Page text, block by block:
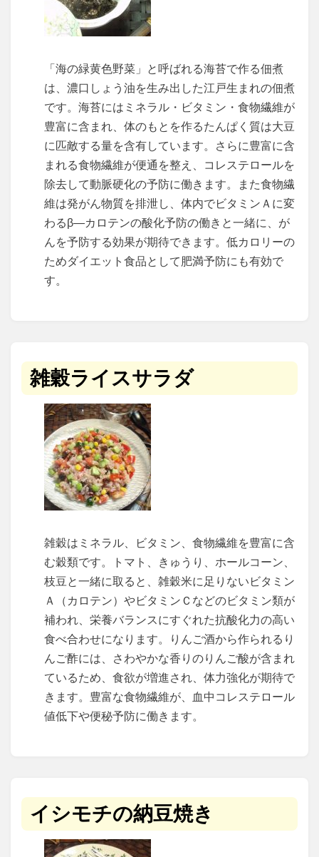
「海の緑黄色野菜」と呼ばれる海苔で作る佃煮
は、濃口しょう油を生み出した江戸生まれの佃煮
です。海苔にはミネラル・ビタミン・食物繊維が
豊富に含まれ、体のもとを作るたんぱく質は大豆
に匹敵する量を含有しています。さらに豊富に含
まれる食物繊維が便通を整え、コレステロールを
除去して動脈硬化の予防に働きます。また食物繊
維は発がん物質を排泄し、体内でビタミンＡに変
わるβ―カロテンの酸化予防の働きと一緒に、が
んを予防する効果が期待できます。低カロリーの
ためダイエット食品として肥満予防にも有効で
す。
雑穀ライスサラダ
雑穀はミネラル、ビタミン、食物繊維を豊富に含
む穀類です。トマト、きゅうり、ホールコーン、
枝豆と一緒に取ると、雑穀米に足りないビタミン
Ａ（カロテン）やビタミンＣなどのビタミン類が
補われ、栄養バランスにすぐれた抗酸化力の高い
食べ合わせになります。りんご酒から作られるり
んご酢には、さわやかな香りのりんご酸が含まれ
ているため、食欲が増進され、体力強化が期待で
きます。豊富な食物繊維が、血中コレステロール
値低下や便秘予防に働きます。
イシモチの納豆焼き